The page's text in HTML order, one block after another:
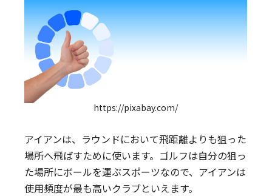
https://pixabay.com/
アイアンは、ラウンドにおいて飛距離よりも狙った
場所へ飛ばすために使います。ゴルフは自分の狙っ
た場所にボールを運ぶスポーツなので、アイアンは
使用頻度が最も高いクラブといえます。